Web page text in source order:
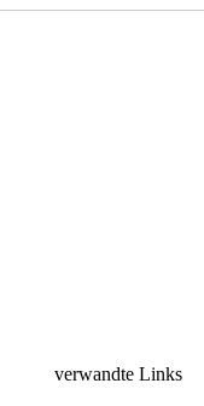
verwandte Links